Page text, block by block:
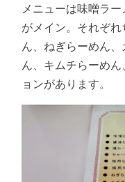
メニューは味噌ラ
がメイン。それぞ
ん、ねぎらーめん
ん、キムチらーめ
ョンがあります。